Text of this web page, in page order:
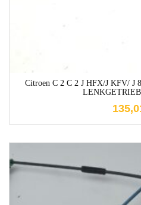
Citroen C 2 C 2 J HFX/J KFV/ J